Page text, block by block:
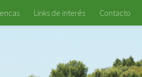
Links de interés Contacto